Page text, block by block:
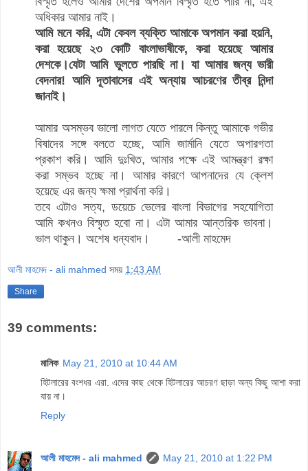
অধিকার আমার নাই।
আমি মনে করি, এটা কেবল ব্যক্তি আমাকে অপমান করা হয়নি,
করা হয়েছে ২৩ কোটি বাংলাভাষীকে, করা হয়েছে আমার
দেশকে।যেটা আমি ভুলতে পারছি না। যা আমার জন্য ভারী
বেদনার! আমি দূতাবাসের এই অন্যায় আচরণের তীব্র নিন্দা
জানাই।
আমার অসম্ভব ভালো লাগত যেতে পারলে কিন্তু আমাকে গভীর
বিষাদের সঙ্গে বলতে হচ্ছে, আমি জার্মানি যেতে অপারগতা
প্রকাশ করি। আমি দুঃখিত, আমার পক্ষে এই আমন্ত্রণ রক্ষা
করা সম্ভব হচ্ছে না। আমার কারণে আপনাদের যে ক্লেশ
হয়েছে এর জন্য ক্ষমা প্রার্থনা করি।
তবে এটাও সত্য, ডয়েচে ভেলের বাংলা বিভাগের সহযোগিতা
আমি কখনও বিস্মৃত হবো না। এটা আমার আন্তরিক ভাবনা।
ভাল থাকুন। অশেষ ধন্যবাদ। -আলী মাহমেদ
আলী মাহমেদ - ali mahmed সময় 1:43 AM
Share
39 comments:
মানিক May 21, 2010 at 10:44 AM
হিটলারের বংশধর এরা. এদের কাছ থেকে হিটলারের আচরণ ছাড়া অন্য কিছু আশা করা
যায় না।
Reply
আলী মাহমেদ - ali mahmed
May 21, 2010 at 1:22 PM